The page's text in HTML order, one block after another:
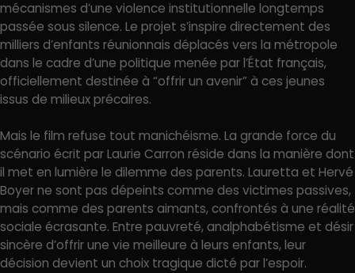
mécanismes d’une violence institutionnelle longtemps
passée sous silence. Le projet s’inspire directement des
milliers d’enfants réunionnais déplacés vers la métropole
dans le cadre d’une politique menée par l’État français,
officiellement destinée à “offrir un avenir” à ces jeunes
issus de milieux précaires.
Mais le film refuse tout manichéisme. La grande force du
scénario écrit par Laurie Carron réside dans la manière dont
il met en lumière le dilemme des parents. Lauretta et Hervé
Boyer ne sont pas dépeints comme des victimes passives,
mais comme des parents aimants, confrontés à une réalité
sociale écrasante. Entre pauvreté, analphabétisme et désir
sincère d’offrir une vie meilleure à leurs enfants, leur
décision devient un choix tragique dicté par l’espoir.